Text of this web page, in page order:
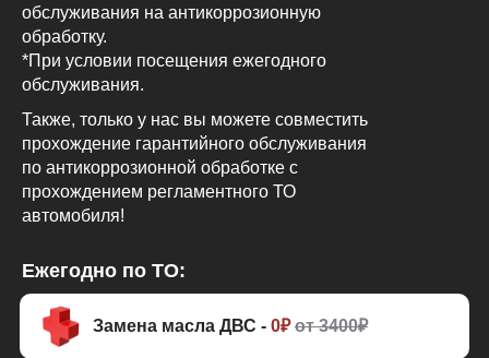
Ежегодно по ТО:
Также, только у нас вы можете совместить
прохождение гарантийного обслуживания
по антикоррозионной обработке с
прохождением регламентного ТО
автомобиля!
обслуживания на антикоррозионную
обработку.
*При условии посещения ежегодного
обслуживания.
Замена масла ДВС - 0₽от 3400₽